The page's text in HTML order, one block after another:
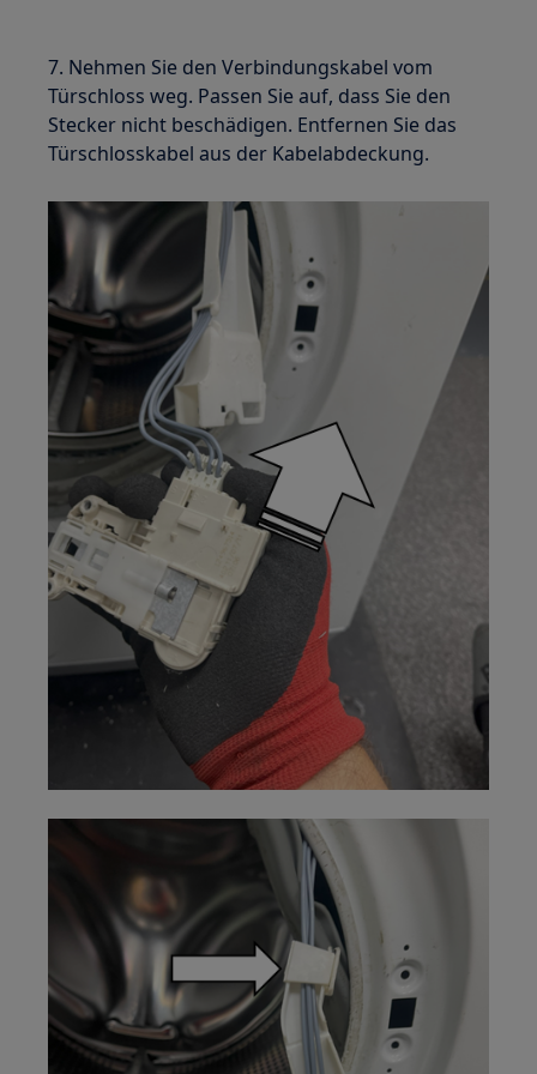
7. Nehmen Sie den Verbindungskabel vom
Türschloss weg. Passen Sie auf, dass Sie den
Stecker nicht beschädigen. Entfernen Sie das
Türschlosskabel aus der Kabelabdeckung.